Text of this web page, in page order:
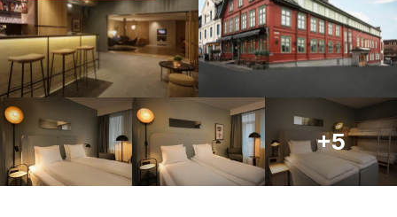
Malmö
Hela Norge
Oslo
Bergen +5